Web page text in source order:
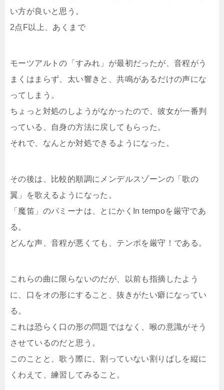
い方が良いと思う。
2点F以上、あくまで
モーツアルトの「すみれ」が最初だったが、音程がう
まくはまらず、太い響きと、共鳴があるだけの声にな
ってしまう。
ちょっと対処のしようがなかったので、彼女が一番判
っている、自身の方法に戻してもらった。
それで、なんとか対処できるようになった。
その後は、比較的順調にメンデルスゾーンの「歌の
翼」を歌えるようになった。
「魔笛」のパミーナは、とにかくIn tempoを厳守であ
る。
どんな声、音程が悪くても、テンポを厳守！である。
これらの曲に限らないのだが、以前も指摘したよう
に、口をオの形にすること、抜きがたい癖になってい
る。
これは恐らく口の形の問題ではなく、喉の意識がそう
させているのだと思う。
このことと、歌う際に、割っていない割りばしを縦に
くわえて、練習してみること。